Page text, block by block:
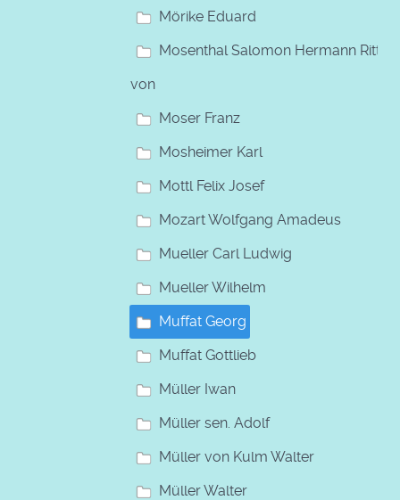
Mörike Eduard
Mosenthal Salomon Hermann Ritter
von
Moser Franz
Mosheimer Karl
Mottl Felix Josef
Mozart Wolfgang Amadeus
Mueller Carl Ludwig
Mueller Wilhelm
Muffat Georg
Muffat Gottlieb
Müller Iwan
Müller sen. Adolf
Müller von Kulm Walter
Müller Walter